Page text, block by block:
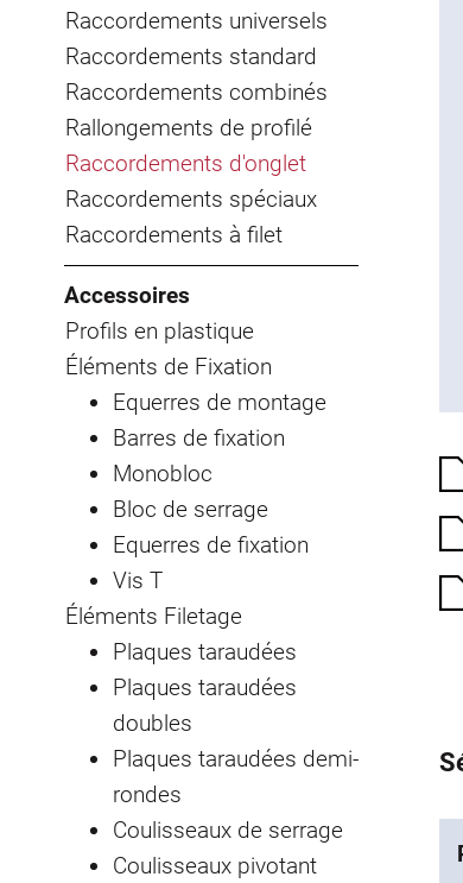
Raccordements universels
Raccordements standard
Raccordements combinés
Rallongements de profilé
Raccordements d'onglet
Raccordements spéciaux
Raccordements à filet
Accessoires
Profils en plastique
Éléments de Fixation
Equerres de montage
Barres de fixation
Monobloc
Bloc de serrage
Equerres de fixation
Vis T
Éléments Filetage
Plaques taraudées
Plaques taraudées
doubles
Plaques taraudées demi-
rondes
Coulisseaux de serrage
Coulisseaux pivotant